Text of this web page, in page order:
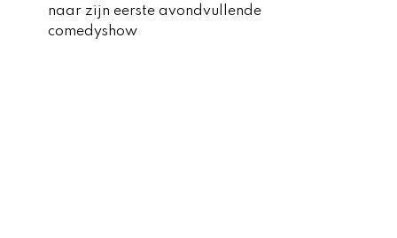
naar zijn eerste avondvullende
comedyshow